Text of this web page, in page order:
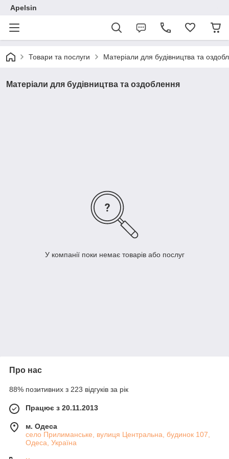
Apelsin
Товари та послуги Матеріали для будівництва та
Матеріали для будівництва та оздоблення
У компанії поки немає товарів або послуг
Про нас
88% позитивних з 223 відгуків за рік
Працює з 20.11.2013
м. Одеса
село Прилиманське, вулиця Центральна, будинок 107,
Одеса, Україна